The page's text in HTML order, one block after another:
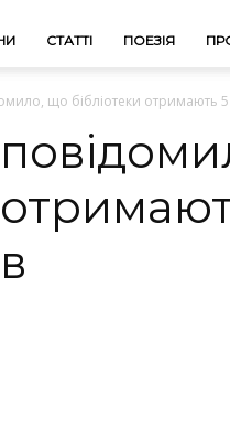
СТАТТІ ПОЕЗІЯ
що бібліотеки отримають 5